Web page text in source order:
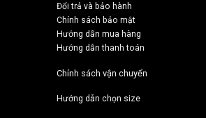
Đổi trả và bảo hành
Chính sách bảo mật
Hướng dẫn mua hàng
Hướng dẫn thanh toán
Chính sách vận chuyển
Hướng dẫn chọn size